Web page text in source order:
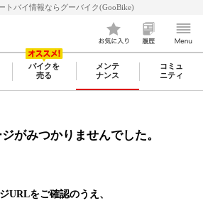
トバイ情報ならグーバイク(GooBike)
バイクを
売る
メンテ
ナンス
コミュ
ニティ
がみつかりませんでした。
URLをご確認のうえ、